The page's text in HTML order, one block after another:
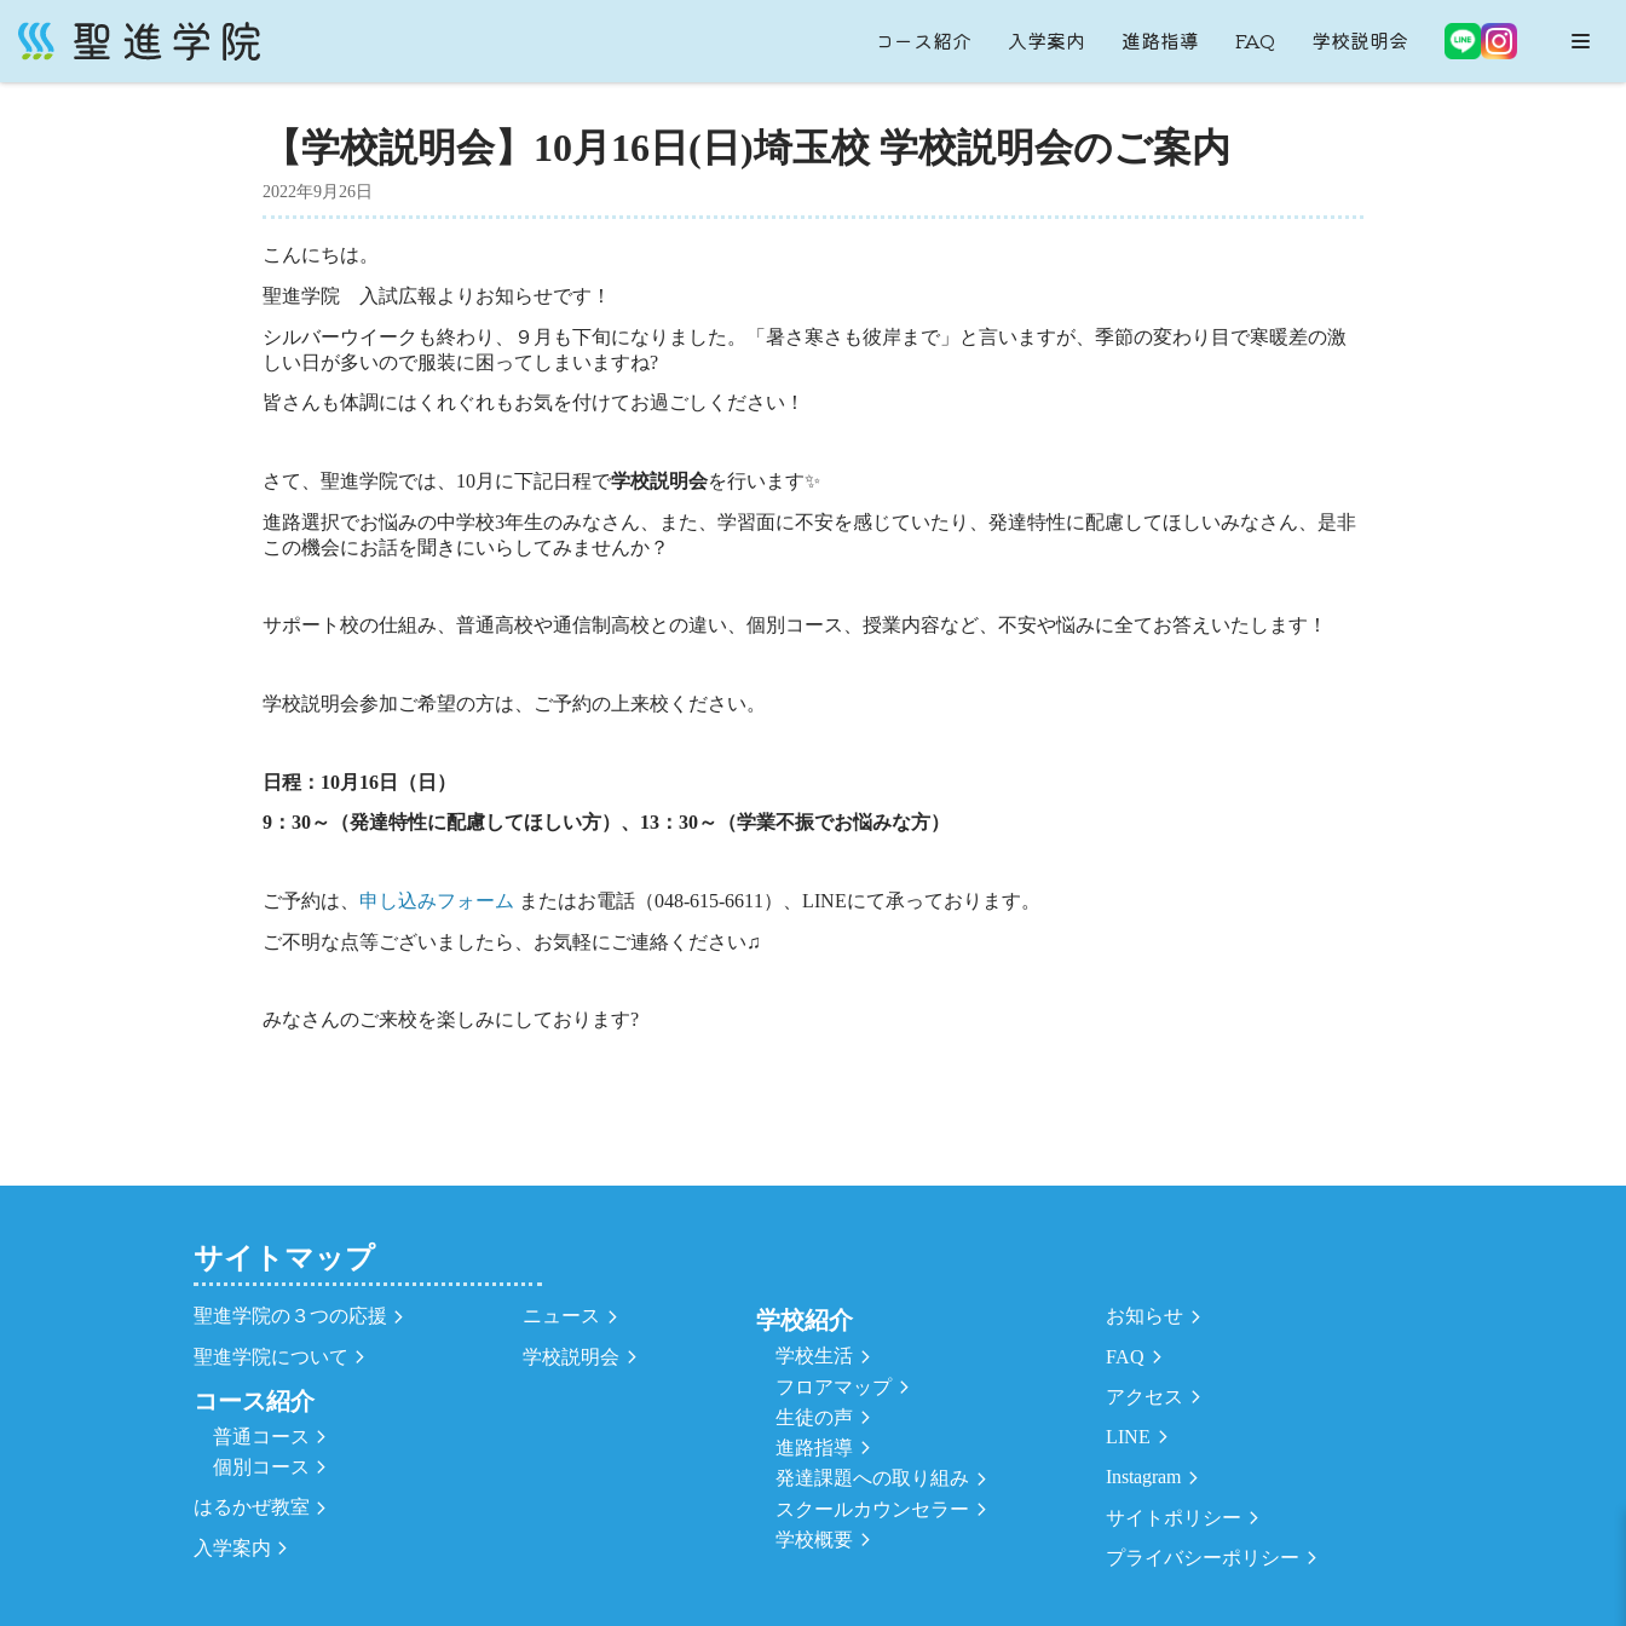
コ
コース紹介 入学案内 進路指導 FAQ 学校説明会
【学校説明会】10月16日(日)埼玉校 学校説明会のご案内
2022年9月26日
こんにちは。
聖進学院 入試広報よりお知らせです！
シルバーウイークも終わり、９月も下旬になりました。「暑さ寒さも彼岸まで」と言いますが、季節の変わり目で寒暖差の激
しい日が多いので服装に困ってしまいますね?
皆さんも体調にはくれぐれもお気を付けてお過ごしください！
さて、聖進学院では、10月に下記日程で学校説明会を行います✨
進路選択でお悩みの中学校3年生のみなさん、また、学習面に不安を感じていたり、発達特性に配慮してほしいみなさん、是非
この機会にお話を聞きにいらしてみませんか？
サポート校の仕組み、普通高校や通信制高校との違い、個別コース、授業内容など、不安や悩みに全てお答えいたします！
学校説明会参加ご希望の方は、ご予約の上来校ください。
日程： 10月16日（日）
9：30～（発達特性に配慮してほしい方）、13：30～（学業不振でお悩みな方）
ご予約は、 申し込みフォーム またはお電話（048-615-6611）、LINEにて承っております。
ご不明な点等ございましたら、お気軽にご連絡ください♫
みなさんのご来校を楽しみにしております?
サイトマップ
聖進学院の３つの応援
聖進学院について
コース紹介
普通コース
個別コース
はるかぜ教室
入学案内
ニュース
学校説明会
学校紹介
学校生活
フロアマップ
生徒の声
進路指導
発達課題への取り組み
スクールカウンセラー
学校概要
お知らせ
FAQ
アクセス
LINE
Instagram
サイトポリシー
プライバシーポリシー